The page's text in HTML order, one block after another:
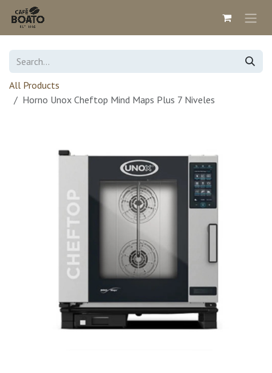
Skip to Content
All Products
Horno Unox Cheftop Mind Maps Plus 7 Niveles